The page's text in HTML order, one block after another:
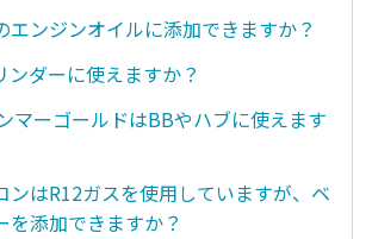
エンジンオイルに添加できますか？
ンダーに使えますか？
マーゴールドはBBやハブに使えます
ンはR12ガスを使用していますが、ベ
を添加できますか？